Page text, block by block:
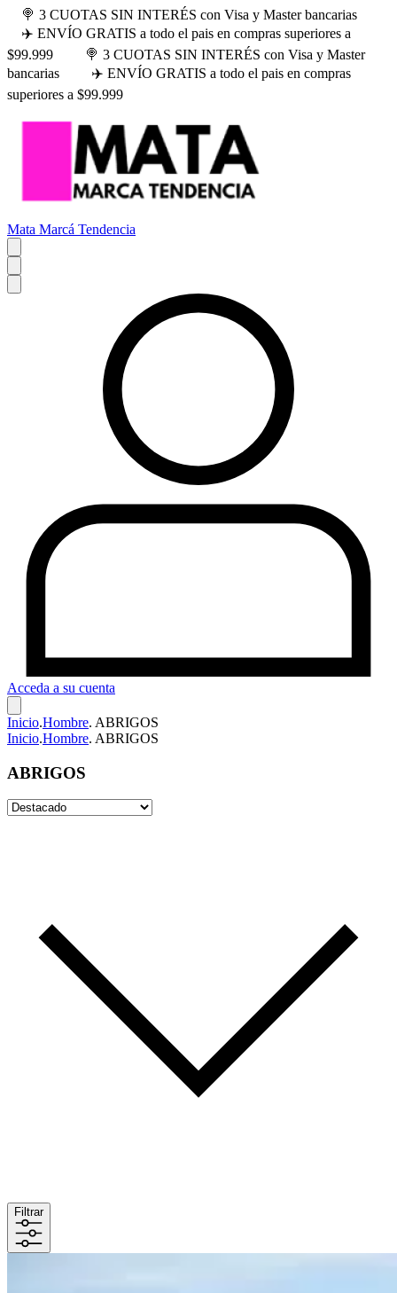
🍭 3 CUOTAS SIN INTERÉS con Visa y Master bancarias
✈️ ENVÍO GRATIS a todo el pais en compras superiores a
$99.999
🍭 3 CUOTAS SIN INTERÉS con Visa y Master
bancarias
✈️ ENVÍO GRATIS a todo el pais en compras
superiores a $99.999
Mata Marcá Tendencia
Acceda a su cuenta
Inicio.Hombre. ABRIGOS
Inicio.Hombre. ABRIGOS
ABRIGOS
Filtrar